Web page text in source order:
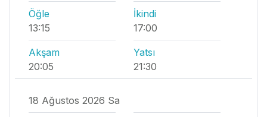
Öğle
13:15
İkindi
17:00
Akşam
20:05
Yatsı
21:30
18 Ağustos 2026 Sa